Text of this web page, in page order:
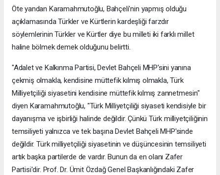
Öte yandan Karamahmutoğlu, Bahçeli'nin yapmış olduğu
açıklamasında Türkler ve Kürtlerin kardeşliği farzdır
söylemlerinin Türkler ve Kürtler diye bu milleti iki farklı millet
haline bölmek demek olduğunu belirtti.
"Adalet ve Kalkınma Partisi, Devlet Bahçeli MHP'sini yanına
çekmiş olmakla, kendisine müttefik kılmış olmakla, Türk
Milliyetçiliği siyasetini kendisine müttefik kılmış zannetmesin"
diyen Karamahmutoğlu, "Türk Milliyetçiliği siyaseti kendisiyle bir
dayanışma ve işbirliği halinde değildir. Çünkü Türk milliyetçiliğinin
temsiliyeti yalnızca ve tek başına Devlet Bahçeli MHP'sinde
değildir. Türk milliyetçiliği siyasetinin ve düşüncesinin temsiliyeti
artık başka partilerde de vardır. Bunun da en olanı Zafer
Partisi'dir. Prof. Dr. Ümit Özdağ Genel Başkanlığındaki Zafer